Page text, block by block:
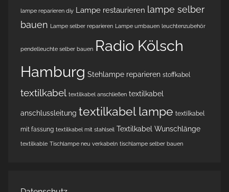
lampe reparieren diy Lampe restaurieren lampe selber
bauen
Lampe selber reparieren Lampe umbauen leuchtenzubehör
pendelleuchte selber bauen Radio Kölsch
Hamburg Stehlampe reparieren stoffkabel
textilkabel textilkabel anschließen textilkabel
anschlussleitung textilkabel lampe textilkabel
mit fassung textilkabel mit stahlseil Textilkabel Wunschlänge
textilkable Tischlampe neu verkabeln tischlampe selber bauen